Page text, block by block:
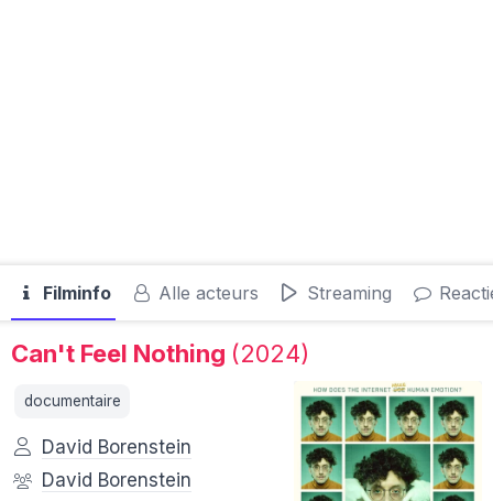
Filminfo Alle acteurs Streaming
Can't Feel Nothing (2024)
documentaire
David Borenstein
David Borenstein